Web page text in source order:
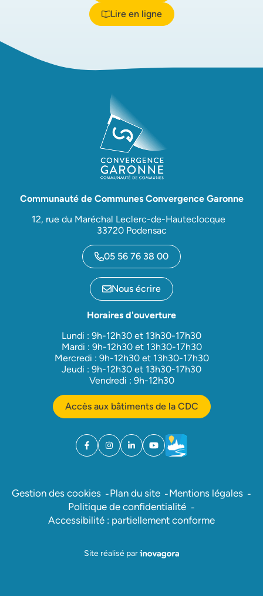
Lire en ligne
Communauté de Communes Convergence Garonne
12, rue du Maréchal Leclerc-de-Hauteclocque
33720 Podensac
05 56 76 38 00
Nous écrire
Horaires d'ouverture
Lundi : 9h-12h30 et 13h30-17h30
Mardi : 9h-12h30 et 13h30-17h30
Mercredi : 9h-12h30 et 13h30-17h30
Jeudi : 9h-12h30 et 13h30-17h30
Vendredi : 9h-12h30
Accès aux bâtiments de la CDC
Facebook
(ouverture dans un nouvel onglet)
Instagram
(ouverture dans un nouvel onglet)
Linkedin
(ouverture dans un nouvel onglet)
YouTube
(ouverture dans un nouvel
Météo
(ouverture dans un
Gestion des cookies Plan du site
Mentions légales
Politique de confidentialité
Accessibilité : partiellement conforme
Site réalisé parInovagora (ouverture dans un